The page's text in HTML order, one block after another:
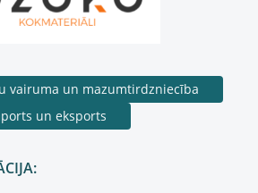
vairuma un mazumtirdzniecība
un eksports